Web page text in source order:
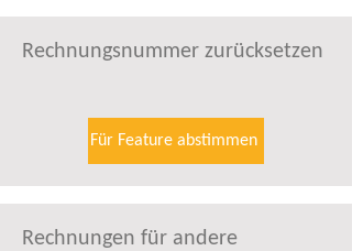
Rechnungsnummer zurücksetzen
Für Feature abstimmen
Rechnungen für andere